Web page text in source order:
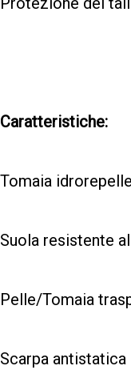
Caratteristiche:
Tomaia
Suola resistente
Pelle/Tomaia
Scarpa antistatica